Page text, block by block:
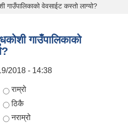
वेवसाईट कस्तो लाग्यो?
गाउँपालिकाको
2018 - 14:38
Choices
राम्रो
ठिकै
नराम्रो